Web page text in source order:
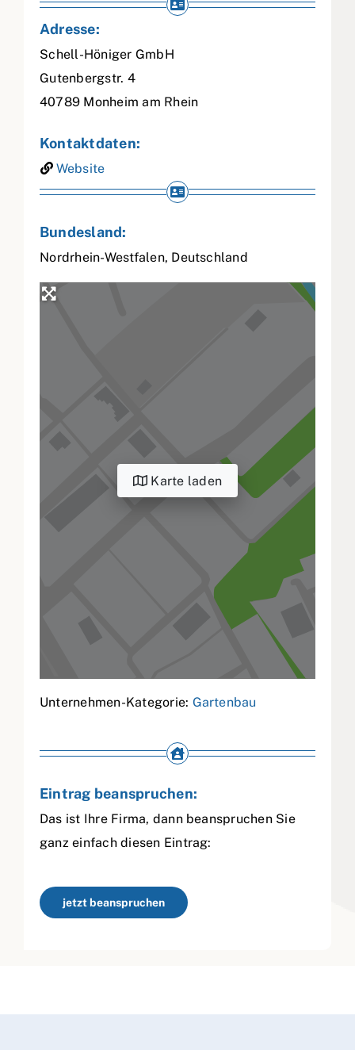
Adresse:
Schell-Höniger GmbH
Gutenbergstr. 4
40789 Monheim am Rhein
Kontaktdaten:
Website
Bundesland:
Nordrhein-Westfalen, Deutschland
Karte laden
Unternehmen-Kategorie: Gartenbau
Eintrag beanspruchen:
Das ist Ihre Firma, dann beanspruchen Sie
ganz einfach diesen Eintrag:
jetzt beanspruchen